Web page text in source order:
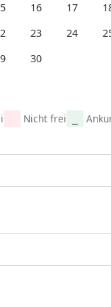
16 17
23 24
30
Nicht frei